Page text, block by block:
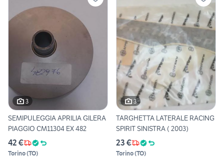
3
SEMIPULEGGIA APRILIA GILERA
PIAGGIO CM11304 EX 482
42 €
Torino(TO)
3
TARGHETTA LATERALE RACING
SPIRIT SINISTRA ( 2003)
23 €
Torino(TO)